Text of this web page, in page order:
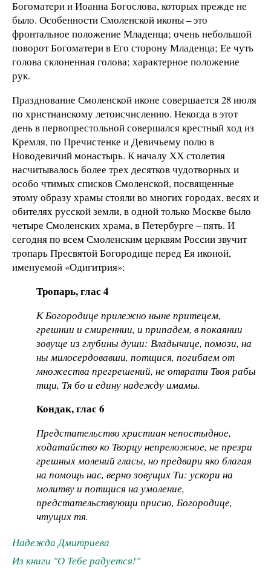
Богоматери и Иоанна Богослова, которых прежде не
было. Особенности Смоленской иконы – это
фронтальное положение Младенца; очень небольшой
поворот Богоматери в Его сторону Младенца; Ее чуть
голова склоненная голова; характерное положение
рук.
Празднование Смоленской иконе совершается 28 июля
по христианскому летоисчислению. Некогда в этот
день в первопрестольной совершался крестный ход из
Кремля, по Пречистенке и Девичьему полю в
Новодевичий монастырь. К началу ХХ столетия
насчитывалось более трех десятков чудотворных и
особо чтимых списков Смоленской, посвященные
этому образу храмы стояли во многих городах, весях и
обителях русской земли, в одной только Москве было
четыре Смоленских храма, в Петербурге – пять. И
сегодня по всем Смоленским церквям России звучит
тропарь Пресвятой Богородице перед Ея иконой,
именуемой «Одигитрия»:
Тропарь, глас 4
К Богородице прилежно ныне притецем,
грешнии и смиреннии, и припадем, в покаянии
зовуще из глубины души: Владычице, помози, на
ны милосердовавши, потщися, погибаем от
множества прегрешений, не отврати Твоя рабы
тщи, Тя бо и едину надежду имамы.
Кондак, глас 6
Предстательство христиан непостыдное,
ходатайство ко Творцу непреложное, не презри
грешных молений гласы, но предвари яко благая
на помощь нас, верно зовущих Ти: ускори на
молитву и потщися на умоление,
предстательствующи присно, Богородице,
чтущих тя.
Надежда Дмитриева
Из книги "О Тебе радуется!"